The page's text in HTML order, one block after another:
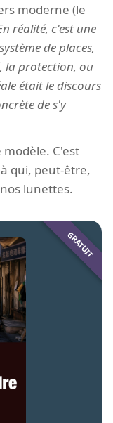
moderne (le
réalité, c'est une
de places,
la protection, ou
était le discours
de s'y
C'est
qui, peut-être,
lunettes.